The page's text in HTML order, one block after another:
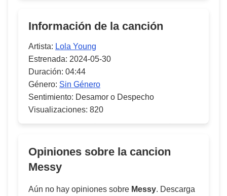
Información de la canción
Artista: Lola Young
Estrenada: 2024-05-30
Duración: 04:44
Género: Sin Género
Sentimiento: Desamor o Despecho
Visualizaciones: 820
Opiniones sobre la cancion
Messy
Aún no hay opiniones sobre Messy. Descarga